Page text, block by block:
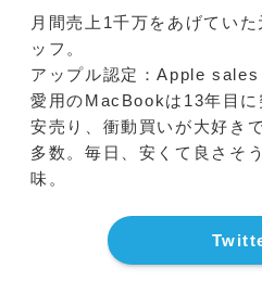
月間売上1千万をあげてい
ッフ。
アップル認定：Apple
愛用のMacBookは13年目に
安売り、衝動買いが大好き
多数。毎日、安くて良さそ
味。